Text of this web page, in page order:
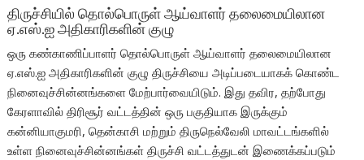
திருச்சியில் தொல்பொருள் ஆய்வாளர் தலைமையிலான
ஏ.எஸ்.ஐ அதிகாரிகளின் குழு
ஒரு கண்காணிப்பாளர் தொல்பொருள் ஆய்வாளர் தலைமையிலான
ஏ.எஸ்.ஐ அதிகாரிகளின் குழு திருச்சியை அடிப்படையாகக் கொண்ட
நினைவுச்சின்னங்களை மேற்பார்வையிடும். இது தவிர, தற்போது
கேரளாவில் திரிசூர் வட்டத்தின் ஒரு பகுதியாக இருக்கும்
கன்னியாகுமரி, தென்காசி மற்றும் திருநெல்வேலி மாவட்டங்களில்
உள்ள நினைவுச்சின்னங்கள் திருச்சி வட்டத்துடன் இணைக்கப்படும்